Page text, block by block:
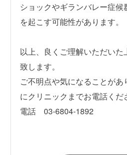
ショックやギランバレー症
を起こす可能性があります。
以上、良くご理解いただいた
致します。
ご不明点や気になることが
にクリニックまでお電話くだ
電話 03-6804-1892